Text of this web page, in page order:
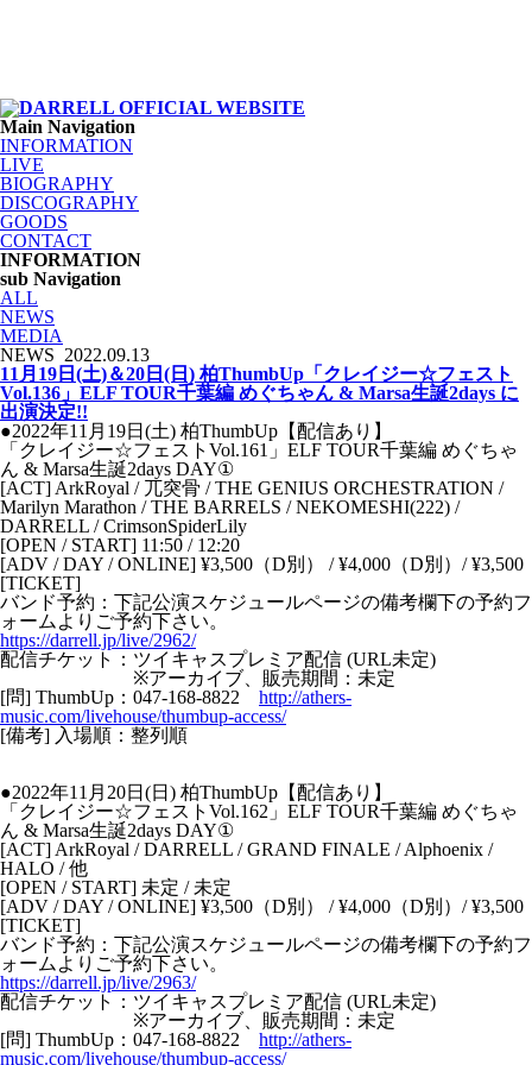
Main Navigation
INFORMATION
LIVE
BIOGRAPHY
DISCOGRAPHY
GOODS
CONTACT
INFORMATION
sub Navigation
ALL
NEWS
MEDIA
NEWS 2022.09.13
11月19日(土)＆20日(日) 柏ThumbUp「クレイジー☆フェスト
Vol.136」ELF TOUR千葉編 めぐちゃん & Marsa生誕2days に
出演決定!!
●2022年11月19日(土) 柏ThumbUp【配信あり】
「クレイジー☆フェストVol.161」ELF TOUR千葉編 めぐちゃ
ん & Marsa生誕2days DAY①
[ACT] ArkRoyal / 兀突骨 / THE GENIUS ORCHESTRATION /
Marilyn Marathon / THE BARRELS / NEKOMESHI(222) /
DARRELL / CrimsonSpiderLily
[OPEN / START] 11:50 / 12:20
[ADV / DAY / ONLINE] ¥3,500（D別） / ¥4,000（D別）/ ¥3,500
[TICKET]
バンド予約：下記公演スケジュールページの備考欄下の予約フ
ォームよりご予約下さい。
https://darrell.jp/live/2962/
配信チケット：ツイキャスプレミア配信 (URL未定)
※アーカイブ、販売期間：未定
[問] ThumbUp：047-168-8822 http://athers-
music.com/livehouse/thumbup-access/
[備考] 入場順：整列順
●2022年11月20日(日) 柏ThumbUp【配信あり】
「クレイジー☆フェストVol.162」ELF TOUR千葉編 めぐちゃ
ん & Marsa生誕2days DAY①
[ACT] ArkRoyal / DARRELL / GRAND FINALE / Alphoenix /
HALO / 他
[OPEN / START] 未定 / 未定
[ADV / DAY / ONLINE] ¥3,500（D別） / ¥4,000（D別）/ ¥3,500
[TICKET]
バンド予約：下記公演スケジュールページの備考欄下の予約フ
ォームよりご予約下さい。
https://darrell.jp/live/2963/
配信チケット：ツイキャスプレミア配信 (URL未定)
※アーカイブ、販売期間：未定
[問] ThumbUp：047-168-8822 http://athers-
music.com/livehouse/thumbup-access/